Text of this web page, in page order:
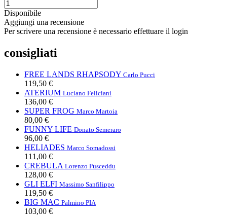
Disponibile
Aggiungi una recensione
Per scrivere una recensione è necessario effettuare il login
consigliati
FREE LANDS RHAPSODY Carlo Pucci
119,50 €
ATERIUM Luciano Feliciani
136,00 €
SUPER FROG Marco Martoia
80,00 €
FUNNY LIFE Donato Semeraro
96,00 €
HELIADES Marco Somadossi
111,00 €
CREBULA Lorenzo Pusceddu
128,00 €
GLI ELFI Massimo Sanfilippo
119,50 €
BIG MAC Palmino PIA
103,00 €